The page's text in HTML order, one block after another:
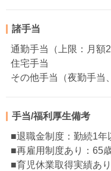
諸手当
通勤手当（上限：月額
住宅手当
その他手当（夜勤手当
手当/福利厚生備考
■退職金制度：勤続1年
■再雇用制度あり：65
■育児休業取得実績あり